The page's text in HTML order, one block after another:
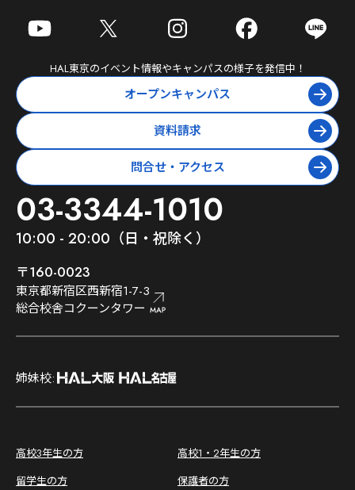
HAL東京のイベント情報やキャンパスの様子を発信中！
オープンキャンパス
資料請求
問合せ・アクセス
03-3344-1010
10:00 - 20:00（日・祝除く）
〒160-0023
東京都新宿区西新宿1-7-3
総合校舎コクーンタワー
;
姉妹校:
;
高校3年生の方
高校1・2年生の方
留学生の方
保護者の方